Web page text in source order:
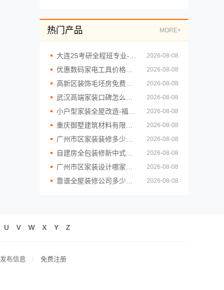
热门产品 MORE+
2026-08-08
2026-08-08
2026-08-08
2026-08-08
2026-08-08
2026-08-08
2026-08-08
2026-08-08
2026-08-08
2026-08-08
U V W X Y Z
发布信息 免费注册